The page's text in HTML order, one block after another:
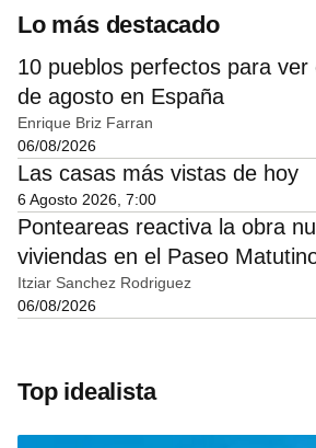
Lo más destacado
10 pueblos perfectos para ver
de agosto en España
Enrique Briz Farran
06/08/2026
Las casas más vistas de hoy
6 Agosto 2026, 7:00
Ponteareas reactiva la obra
viviendas en el Paseo
Itziar Sanchez Rodriguez
06/08/2026
Top idealista